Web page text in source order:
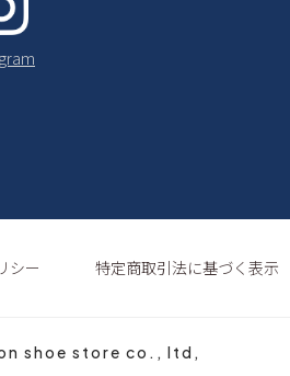
シー 特定商取引法に基づく表示
shoe store co., ltd,